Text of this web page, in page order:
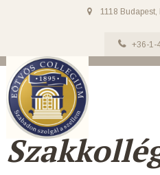
1118
+36-1-
ELTE